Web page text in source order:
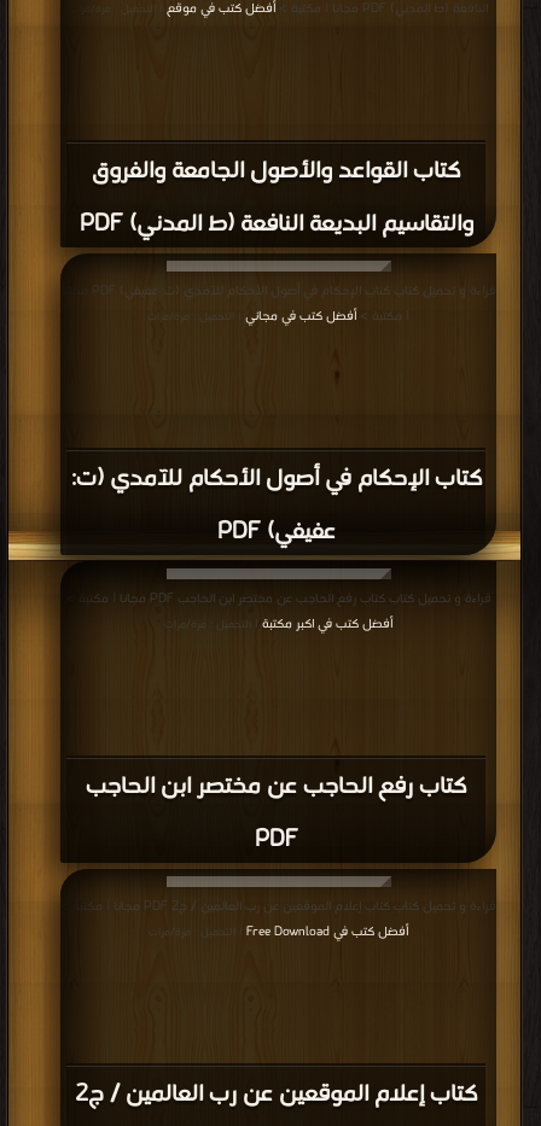
كتاب القواعد والأصول الجامعة والفروق
والتقاسيم البديعة النافعة (ط المدني) PDF
النافعة (ط المدني) PDF مجانا | مكتبة >
أفضل كتب في موقع | التحميل : مرة/مرات
كتاب الإحكام في أصول الأحكام للآمدي (ت:
عفيفي) PDF
| مكتبة >أفضل كتب في مجاني | التحميل : مرة/مرات
كتاب رفع الحاجب عن مختصر ابن الحاجب
PDF
قراءة و تحميل كتاب كتاب رفع الحاجب عن مختصر ابن الحاجب PDF مجانا | مكتبة >
أفضل كتب في اكبر مكتبة | التحميل : مرة/مرات
كتاب إعلام الموقعين عن رب العالمين / ج2
قراءة و تحميل كتاب كتاب إعلام الموقعين عن رب العالمين / ج2 PDF مجانا | مكتبة >
أفضل كتب في Free Download
| التحميل : مرة/مرات